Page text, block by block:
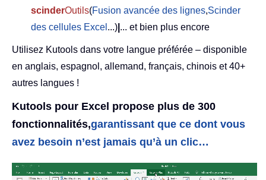
scinderOutils(Fusion avancée des lignes,Scinder
des cellules Excel ...) ... et bien plus encore
Utilisez Kutools dans votre langue préférée – disponible
en anglais, espagnol, allemand, français, chinois et 40+
autres langues !
Kutools pour Excel propose plus de 300
fonctionnalités,garantissant que ce dont vous
avez besoin n’est jamais qu’à un clic…